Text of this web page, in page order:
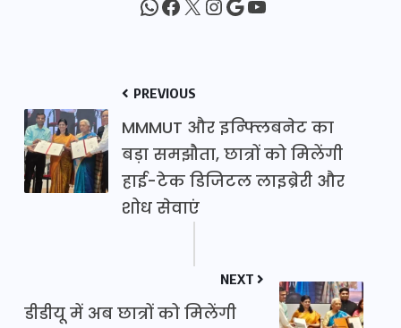
WhatsApp
Facebook
X Instagram
Google
YouTube
PREVIOUS
MMMUT और इन्फ्लिबनेट का
बड़ा समझौता, छात्रों को मिलेंगी
हाई-टेक डिजिटल लाइब्रेरी और
शोध सेवाएं
NEXT
डीडीयू में अब छात्रों को मिलेंगी